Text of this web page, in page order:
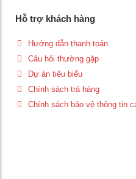
Hỗ trợ khách hàng
Hướng dẫn thanh toán
Câu hỏi thường gặp
Dự án tiêu biểu
Chính sách trả hàng
Chính sách bảo vệ thông tin